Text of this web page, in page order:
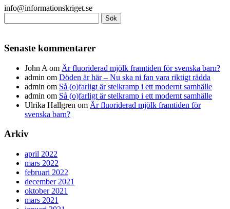
info@informationskriget.se
efter:
Senaste kommentarer
John A om Är fluoriderad mjölk framtiden för svenska barn?
admin om Döden är här – Nu ska ni fan vara riktigt rädda
admin om Så (o)farligt är stelkramp i ett modernt samhälle
admin om Så (o)farligt är stelkramp i ett modernt samhälle
Ulrika Hallgren om Är fluoriderad mjölk framtiden för
svenska barn?
Arkiv
april 2022
mars 2022
februari 2022
december 2021
oktober 2021
mars 2021